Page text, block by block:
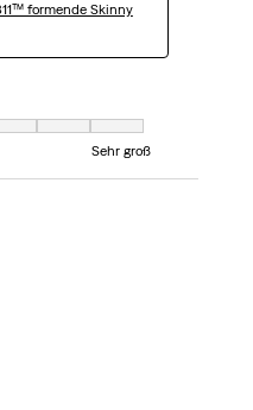
formende Skinny
Sehr klein ist und 7 gleich Sehr groß
Sehr groß